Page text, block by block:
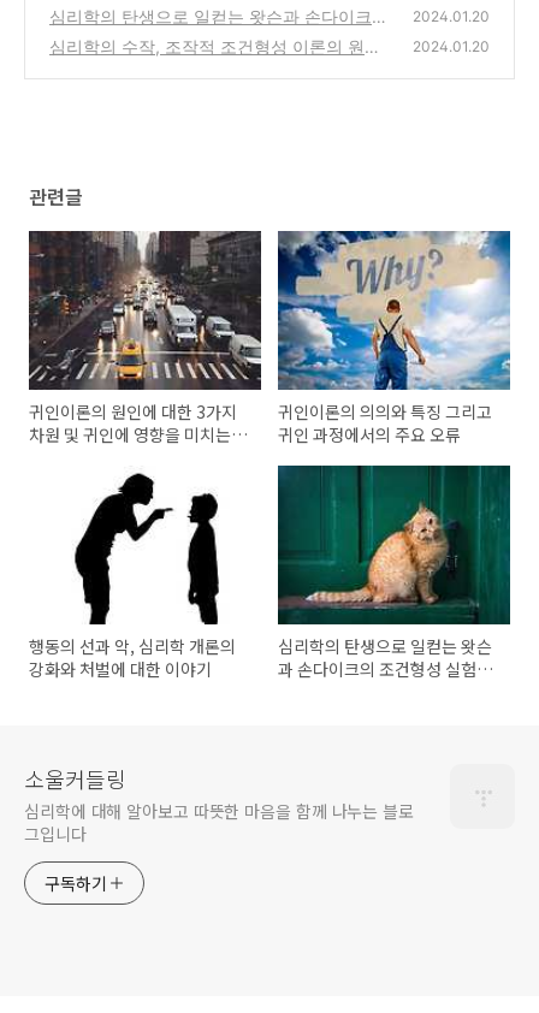
대한 이야기
(2)
심리학의 탄생으로 일컫는 왓슨과 손다이크의
조건형성 실험의 여정
(1)
2024.01.20
심리학의 수작, 조작적 조건형성 이론의 원리
2024.01.20
관련글
귀인이론의 원인에 대한 3가지
차원 및 귀인에 영향을 미치는
귀인이론의 의의와 특징 그리고
귀인 과정에서의 주요 오류
행동의 선과 악, 심리학 개론의
강화와 처벌에 대한 이야기
심리학의 탄생으로 일컫는 왓슨
과 손다이크의 조건형성 실험의
소울커들링
심리학에 대해 알아보고 따뜻한 마음을 함께 나누는 블로
그입니다
구독하기